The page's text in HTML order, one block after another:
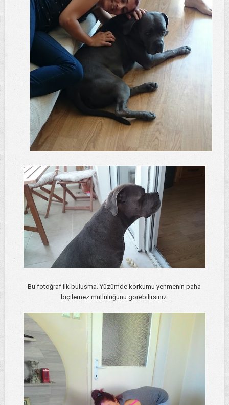
Bu fotoğraf ilk buluşma. Yüzümde korkumu yenmenin paha
biçilemez mutluluğunu görebilirsiniz.